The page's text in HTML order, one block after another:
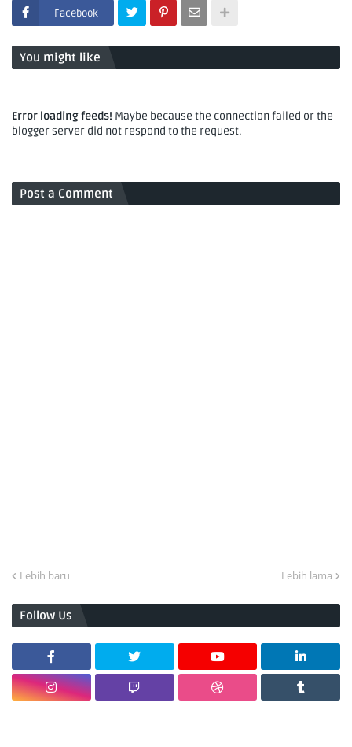
Facebook
You might like
Error loading feeds! Maybe because the connection failed or the
blogger server did not respond to the request.
Post a Comment
Lebih baru Lebih lama
Follow Us